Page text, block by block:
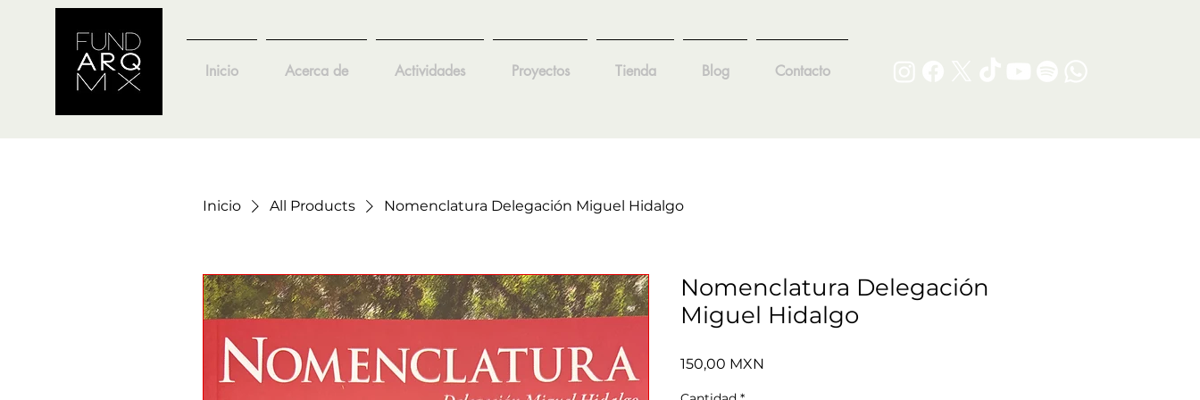
Inicio Acerca de Actividades Proyectos Tienda Blog Contacto
Inicio All Products Nomenclatura Delegación Miguel Hidalgo
Nomenclatura Delegación
Miguel Hidalgo
150,00 MXN